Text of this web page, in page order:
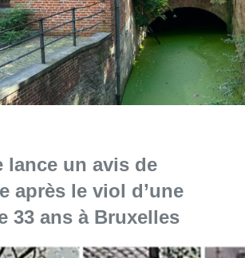
lance un avis de
après le viol d’une
33 ans à Bruxelles